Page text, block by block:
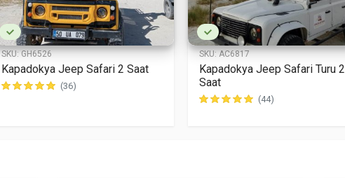
SKU:GH6526
Kapadokya Jeep Safari 2 Saat
(36)
SKU:AC6817
Kapadokya Jeep Safari Turu 2
Saat
(44)